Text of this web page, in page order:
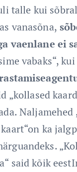
talle kui
vanasõna,
vaenlane ei
vabaks“,
„kollased
Naljamehed
ka
said kõik